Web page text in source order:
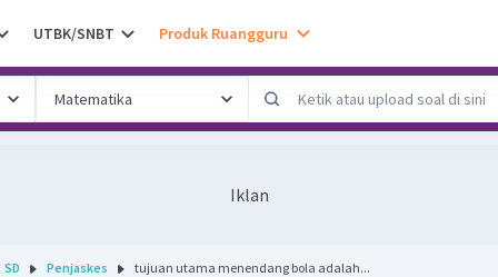
UTBK/SNBT Produk Ruangguru
Iklan
SD Penjaskes tujuan utama menendang bola adalah...